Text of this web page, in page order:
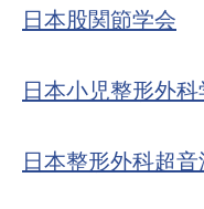
日本股関節学会
日本小児整形外科
日本整形外科超